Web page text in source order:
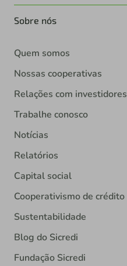
Sobre nós
Quem somos
Nossas cooperativas
Relações com investidores
Trabalhe conosco
Notícias
Relatórios
Capital social
Cooperativismo de crédito
Sustentabilidade
Blog do Sicredi
Fundação Sicredi